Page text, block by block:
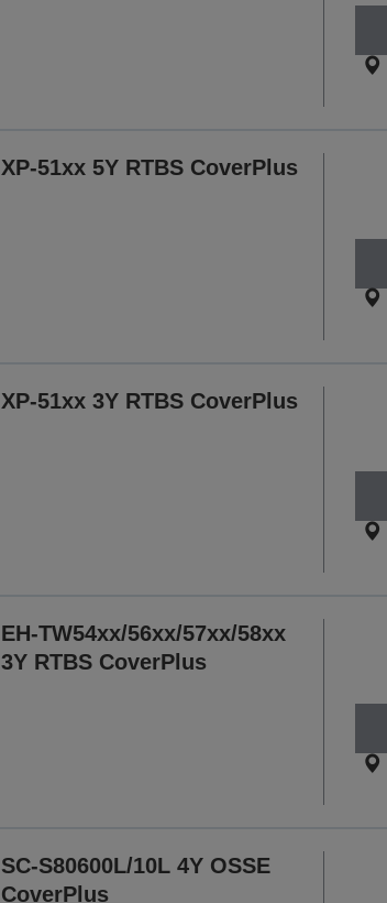
XP-51xx 5Y RTBS CoverPlus
XP-51xx 3Y RTBS CoverPlus
EH-TW54xx/56xx/57xx/58xx
3Y RTBS CoverPlus
SC-S80600L/10L 4Y OSSE
CoverPlus